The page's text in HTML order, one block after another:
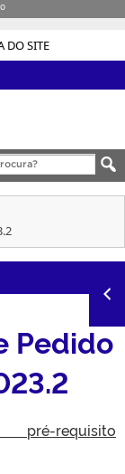
DO SITE
Pedido
requisito